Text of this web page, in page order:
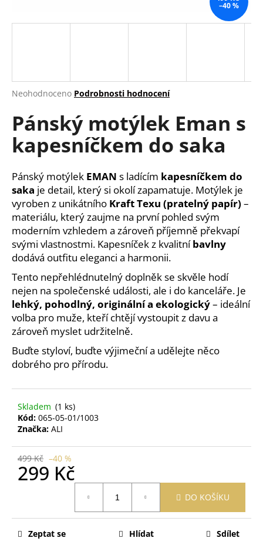
Průměrné
produktu
je
0,0
hvězdiček.
Neohodnoceno Podrobnosti hodnocení
Pánský motýlek Eman s
kapesníčkem do saka
Pánský motýlek EMAN s ladícím kapesníčkem do
saka je detail, který si okolí zapamatuje. Motýlek je
vyroben z unikátního Kraft Texu (pratelný papír) –
materiálu, který zaujme na první pohled svým
moderním vzhledem a zároveň příjemně překvapí
svými vlastnostmi. Kapesníček z kvalitníbavlny
dodává outfitu eleganci a harmonii.
Tento nepřehlédnutelný doplněk se skvěle hodí
nejen na společenské události, ale i do kanceláře. Je
lehký, pohodlný, originální a ekologický– ideální
volba pro muže, kteří chtějí vystoupit z davu a
zároveň myslet udržitelně.
Buďte styloví, buďte výjimeční a udělejte něco
dobrého pro přírodu.
Skladem (1 ks)
Kód: 065-05-01/1003
Značka: ALI
499 Kč –40 %
299 Kč
DO KOŠÍKU
Zeptat se Hlídat Sdílet
–40 %
j
?
HLEDAT
D
o
p
o
r
u
č
u
j
e
m
e
PRACÍ
MIX
VŮNÍ
25
KS
299
Kč